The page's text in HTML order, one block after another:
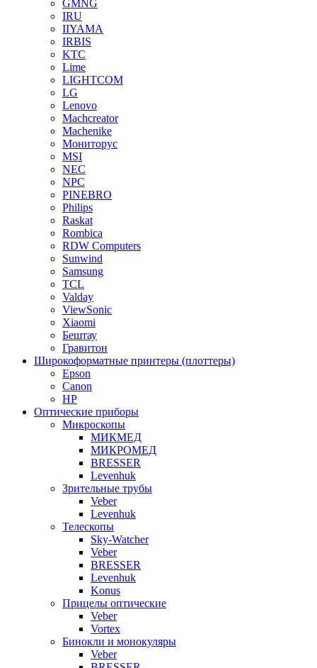
GMNG
IRU
IIYAMA
IRBIS
KTC
Lime
LIGHTCOM
LG
Lenovo
Machcreator
Machenike
Мониторус
MSI
NEC
NPC
PINEBRO
Philips
Raskat
Rombica
RDW Computers
Sunwind
Samsung
TCL
Valday
ViewSonic
Xiaomi
Бештау
Гравитон
Широкоформатные принтеры (плоттеры)
Epson
Canon
HP
Оптические приборы
Микроскопы
МИКМЕД
МИКРОМЕД
BRESSER
Levenhuk
Зрительные трубы
Veber
Levenhuk
Телескопы
Sky-Watcher
Veber
BRESSER
Levenhuk
Konus
Прицелы оптические
Veber
Vortex
Бинокли и монокуляры
Veber